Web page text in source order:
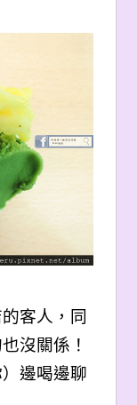
客人，同
沒關係！
邊喝邊聊